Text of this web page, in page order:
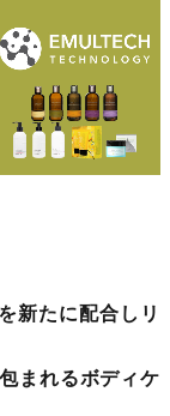
新たに配合しリ
まれるボディケ